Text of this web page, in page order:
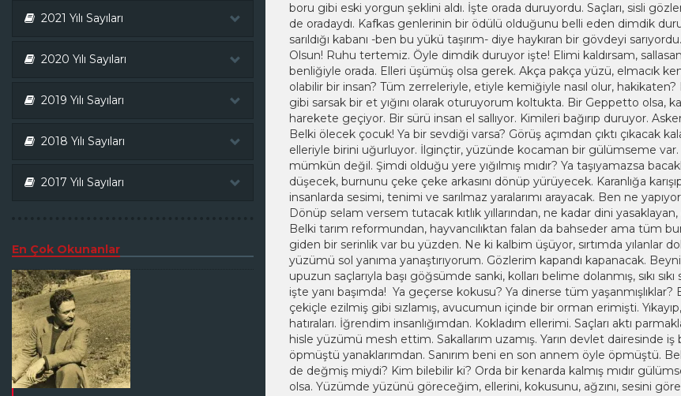
2021 Yılı Sayıları
2020 Yılı Sayıları
2019 Yılı Sayıları
2018 Yılı Sayıları
2017 Yılı Sayıları
En Çok Okunanlar
boru gibi eski yorgun şeklini aldı. İşte orada duruyordu. Saçları, sisli
de oradaydı. Kafkas genlerinin bir ödülü olduğunu belli eden dimdik
sarıldığı kabanı -ben bu yükü taşırım- diye haykıran bir gövdeyi
Olsun! Ruhu tertemiz. Öyle dimdik duruyor işte! Elimi kaldırsam,
benliğiyle orada. Elleri üşümüş olsa gerek. Akça pakça yüzü, elmacık
olabilir bir insan? Tüm zerreleriyle, etiyle kemiğiyle nasıl olur, hakikaten?
gibi sarsak bir et yığını olarak oturuyorum koltukta. Bir Geppetto olsa,
harekete geçiyor. Bir sürü insan el sallıyor. Kimileri bağırıp duruyor.
Belki ölecek çocuk! Ya bir sevdiği varsa? Görüş açımdan çıktı çıkacak
elleriyle birini uğurluyor. İlginçtir, yüzünde kocaman bir gülümseme
mümkün değil. Şimdi olduğu yere yığılmış mıdır? Ya taşıyamazsa
düşecek, burnunu çeke çeke arkasını dönüp yürüyecek. Karanlığa
insanlarda sesimi, tenimi ve sarılmaz yaralarımı arayacak. Ben ne
Dönüp selam versem tutacak kıtlık yıllarından, ne kadar dini
Belki tarım reformundan, hayvancılıktan falan da bahseder ama tüm
giden bir serinlik var bu yüzden. Ne ki kalbim üşüyor, sırtımda yılanlar
yüzümü sol yanıma yanaştırıyorum. Gözlerim kapandı kapanacak.
upuzun saçlarıyla başı göğsümde sanki, kolları belime dolanmış, sıkı
işte yanı başımda! Ya geçerse kokusu? Ya dinerse tüm
çekiçle ezilmiş gibi sızlamış, avucumun içinde bir orman erimişti.
hatıraları. İğrendim insanlığımdan. Kokladım ellerimi. Saçları aktı
hisle yüzümü mesh ettim. Sakallarım uzamış. Yarın devlet dairesinde
öpmüştü yanaklarımdan. Sanırım beni en son annem öyle öpmüştü.
de değmiş miydi? Kim bilebilir ki? Orda bir kenarda kalmış mıdır
olsa. Yüzümde yüzünü göreceğim, ellerini, kokusunu, ağzını, sesini